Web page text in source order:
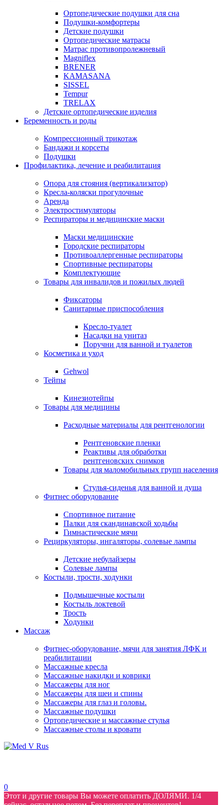
Ортопедические подушки для сна
Подушки-комфортеры
Детские подушки
Ортопедические матрасы
Матрас противопролежневый
Magniflex
BRENER
KAMASANA
SISSEL
Tempur
TRELAX
Детские ортопедические изделия
Беременность и роды
Компрессионный трикотаж
Бандажи и корсеты
Подушки
Профилактика, лечение и реабилитация
Опора для стояния (вертикализатор)
Кресла-коляски прогулочные
Аренда
Электростимуляторы
Респираторы и медицинские маски
Маски медицинские
Городские респираторы
Противоаллергенные респираторы
Спортивные респираторы
Комплектующие
Товары для инвалидов и пожилых людей
Фиксаторы
Санитарные приспособления
Кресло-туалет
Насадки на унитаз
Поручни для ванной и туалетов
Косметика и уход
Gehwol
Тейпы
Кинезиотейпы
Товары для медицины
Расходные материалы для рентгенологии
Рентгеновские пленки
Реактивы для обработки
рентгеновских снимков
Товары для маломобильных групп населения
Стулья-сиденья для ванной и душа
Фитнес оборудование
Спортивное питание
Палки для скандинавской ходьбы
Гимнастические мячи
Рециркуляторы, ингаляторы, солевые лампы
Детские небулайзеры
Солевые лампы
Костыли, трости, ходунки
Подмышечные костыли
Костыль локтевой
Трость
Ходунки
Массаж
Фитнес-оборудование, мячи для занятия ЛФК и
реабилитации
Массажные кресла
Массажные накидки и коврики
Массажеры для ног
Массажеры для шеи и спины
Массажеры для глаз и головы.
Массажные подушки
Ортопедические и массажные стулья
Массажные столы и кровати
0
Этот и другие товары Вы можете оплатить ДОЛЯМИ. 1/4